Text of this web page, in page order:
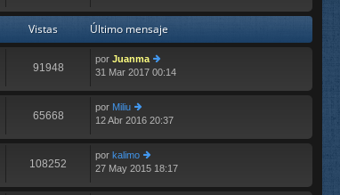
o
e
n
aj
e
Vistas Último mensaje
91948
por Juanma
er
m
e
s
31 Mar 2017 00:14
65668
por Miliu
er
o
m
e
12 Abr 2016 20:37
108252
por kalimo
er
27 May 2015 18:17